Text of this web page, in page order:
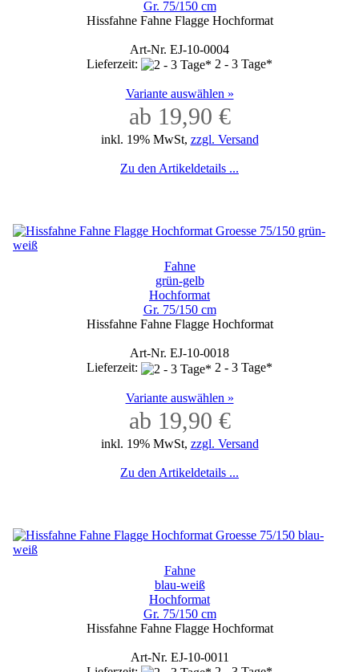
Gr. 75/150 cm
Hissfahne Fahne Flagge Hochformat
Art-Nr. EJ-10-0004
Lieferzeit:
2 - 3 Tage*
Variante auswählen »
ab 19,90 €
inkl. 19% MwSt, zzgl. Versand
Zu den Artikeldetails ...
Fahne
grün-gelb
Hochformat
Gr. 75/150 cm
Hissfahne Fahne Flagge Hochformat
Art-Nr. EJ-10-0018
Lieferzeit:
2 - 3 Tage*
Variante auswählen »
ab 19,90 €
inkl. 19% MwSt, zzgl. Versand
Zu den Artikeldetails ...
Fahne
blau-weiß
Hochformat
Gr. 75/150 cm
Hissfahne Fahne Flagge Hochformat
Art-Nr. EJ-10-0011